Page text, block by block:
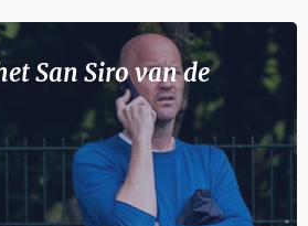
San Siro van de